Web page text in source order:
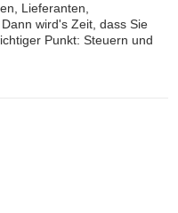
Lieferanten,
wird's Zeit, dass Sie
Punkt: Steuern und